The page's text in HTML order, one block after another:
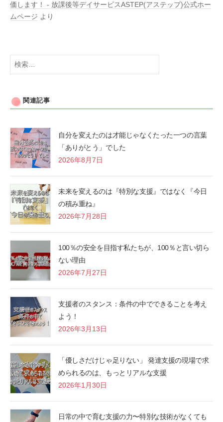
価します！ - 放課後等デイサービスASTEP(アステップ)公式ホー
ムページ より
検
関連記事
自分を変えたのは才能じゃなくたった一つの言葉
「ありがとう」でした
2026年8月7日
未来を変えるのは『特別な支援』ではなく『今日
の積み重ね』
2026年7月28日
100％の安全を目指す私たちが、100％と言い切ら
ない理由
2026年7月27日
支援者のスタンス：条件の中でできることを考え
よう！
2026年3月13日
「優しさだけじゃ足りない」 発達支援の現場で求
められるのは、もっとリアルな支援
2026年1月30日
日常の中で育む支援の力〜特別な技術がなくても